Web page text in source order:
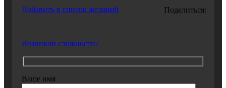
Добавить в список желаний Поделиться:
Возникли сложности?
Ваше имя